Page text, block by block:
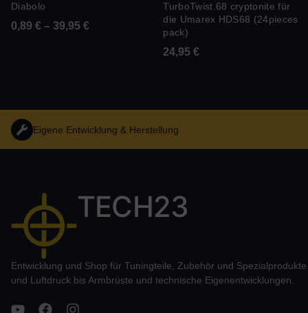
Diabolo
0,89 € – 39,95 €
TurboTwist.68 cryptonite für
die Umarex HDS68 (24pieces
pack)
24,95€
Eigene Entwicklung & Herstellung
TECH23
Entwicklung und Shop für Tuningteile, Zubehör und
und Luftdruck bis Armbrüste und technische Eigenentwicklungen.